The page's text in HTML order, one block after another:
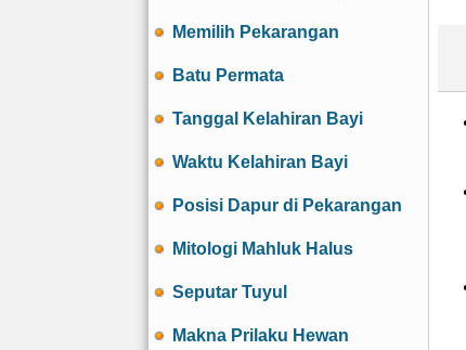
Memilih Pekarangan
Batu Permata
Tanggal Kelahiran Bayi
Waktu Kelahiran Bayi
Posisi Dapur di Pekarangan
Mitologi Mahluk Halus
Seputar Tuyul
Makna Prilaku Hewan